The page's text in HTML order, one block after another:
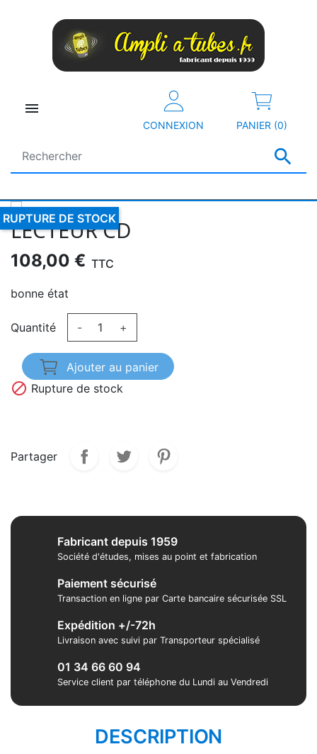


CONNEXION PANIER (0)
RUPTURE DE STOCK
LECTEUR CD
108,00 € TTC
bonne état
Quantité - +
Ajouter au panier
 Rupture de stock
Partager
Fabricant depuis 1959
Société d'études, mises au point et fabrication
Paiement sécurisé
Transaction en ligne par Carte bancaire sécurisée SSL
Expédition +/-72h
Livraison avec suivi par Transporteur spécialisé
01 34 66 60 94
Service client par téléphone du Lundi au Vendredi
DESCRIPTION